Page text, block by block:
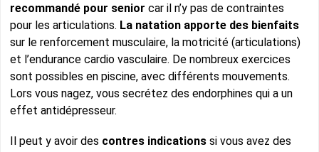
recommandé pour senior car il n’y pas de contraintes
pour les articulations. La natation apporte des bienfaits
sur le renforcement musculaire, la motricité (articulations)
et l’endurance cardio vasculaire. De nombreux exercices
sont possibles en piscine, avec différents mouvements.
Lors vous nagez, vous secrétez des endorphines qui a un
effet antidépresseur.
Il peut y avoir des contres indications si vous avez des